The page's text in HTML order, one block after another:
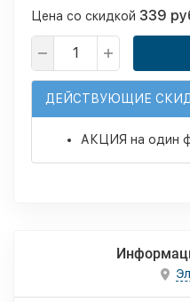
Цена со скидкой 339
ДЕЙСТВУЮЩИЕ
АКЦИЯ на один